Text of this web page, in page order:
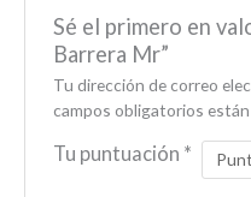
Sé el primero en
Barrera Mr”
Tu dirección de correo
campos obligatorios
Tu puntuación *